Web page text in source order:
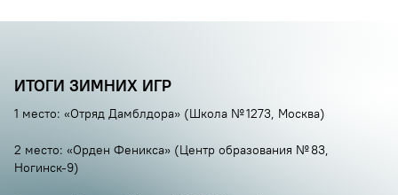
ИТОГИ ЗИМНИХ ИГР
1 место: «Отряд Дамблдора» (Школа № 1273, Москва)
2 место: «Орден Феникса» (Центр образования № 83,
Ногинск-9)